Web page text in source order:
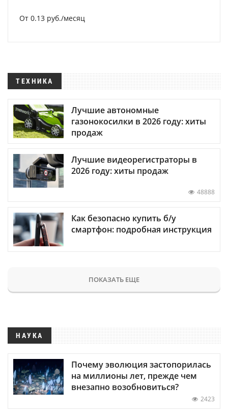
От 0.13 руб./месяц
ТЕХНИКА
Лучшие автономные
газонокосилки в 2026 году: хиты
продаж
Лучшие видеорегистраторы в
2026 году: хиты продаж
48888
Как безопасно купить б/у
смартфон: подробная инструкция
ПОКАЗАТЬ ЕЩЕ
НАУКА
Почему эволюция застопорилась
на миллионы лет, прежде чем
внезапно возобновиться?
2423